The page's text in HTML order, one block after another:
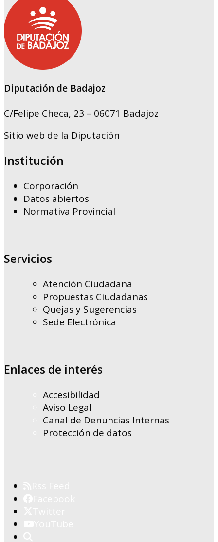
Diputación de Badajoz
C/Felipe Checa, 23 – 06071 Badajoz
Sitio web de la Diputación
Institución
Corporación
Datos abiertos
Normativa Provincial
Servicios
Atención Ciudadana
Propuestas Ciudadanas
Quejas y Sugerencias
Sede Electrónica
Enlaces de interés
Accesibilidad
Aviso Legal
Canal de Denuncias Internas
Protección de datos